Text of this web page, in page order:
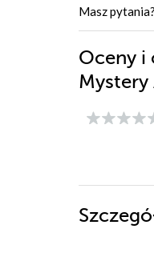
Masz
Oceny i